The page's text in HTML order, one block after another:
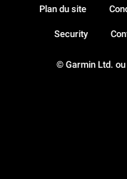
© Garmin Ltd.
Plan du site
Security